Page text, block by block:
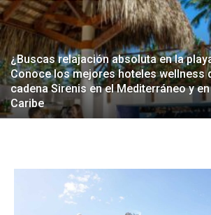
¿Buscas relajación absoluta en la
Conoce los mejores hoteles wellness
cadena Sirenis en el Mediterráneo y
Caribe